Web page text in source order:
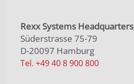
Rexx Systems Headquarters
Süderstrasse 75-79
D-20097 Hamburg
Tel. +49 40 8 900 800